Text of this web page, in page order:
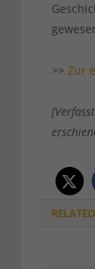
>> Zur
RELATED